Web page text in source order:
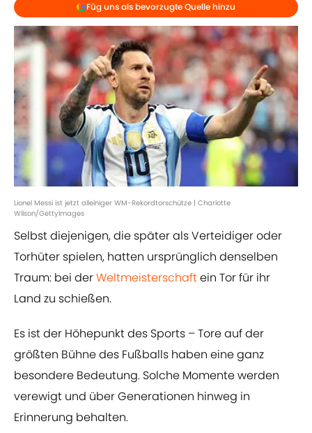
Füg uns als bevorzugte Quelle hinzu
Lionel Messi ist jetzt alleiniger WM-Rekordtorschütze | Charlotte
Wilson/GettyImages
Selbst diejenigen, die später als Verteidiger oder
Torhüter spielen, hatten ursprünglich denselben
Traum: bei derWeltmeisterschaftein Tor für ihr
Land zu schießen.
Es ist der Höhepunkt des Sports – Tore auf der
größten Bühne des Fußballs haben eine ganz
besondere Bedeutung. Solche Momente werden
verewigt und über Generationen hinweg in
Erinnerung behalten.